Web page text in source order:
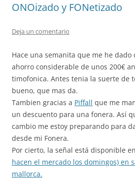
ONOizado y FONetizado
Deja un comentario
Hace una semanita que me he dado
ahorro considerable de unos 200€
timofonica. Antes tenia la suerte de
bueno, que mas da.
Tambien gracias a Piffall que me
un descuento para una fonera. Así
cambio me estoy preparando para
desde mi Fonera.
Por cierto, la señal está disponible
hacen el mercado los domingos) en
mallorca.